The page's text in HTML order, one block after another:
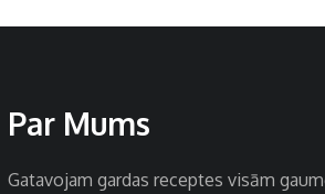
Par Mums
Gatavojam gardas receptes visām